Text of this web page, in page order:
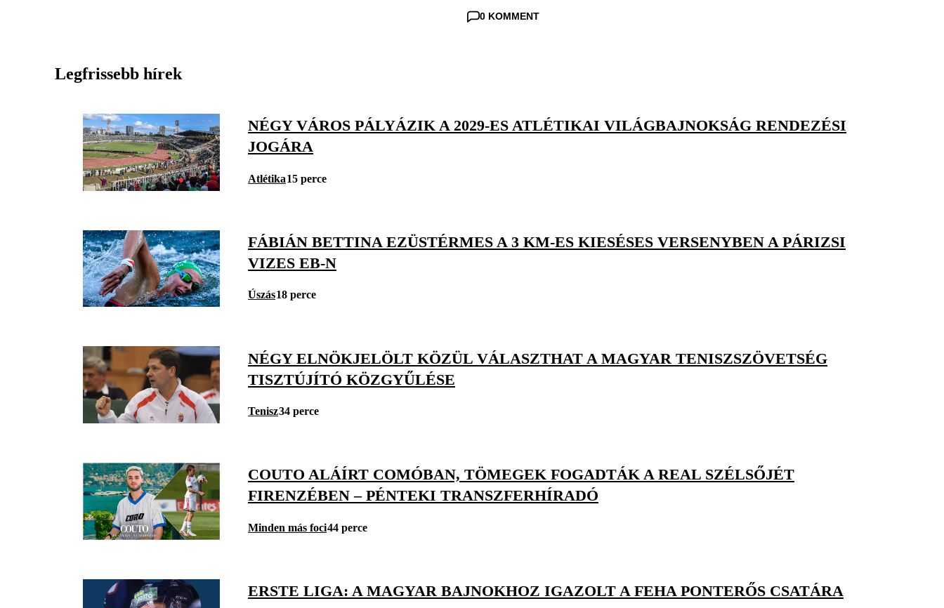
0 KOMMENT
Legfrissebb hírek
NÉGY VÁROS PÁLYÁZIK A 2029-ES ATLÉTIKAI VILÁGBAJNOKSÁG RENDEZÉSI
JOGÁRA
Atlétika15 perce
FÁBIÁN BETTINA EZÜSTÉRMES A 3 KM-ES KIESÉSES VERSENYBEN A PÁRIZSI
VIZES EB-N
Úszás18 perce
NÉGY ELNÖKJELÖLT KÖZÜL VÁLASZTHAT A MAGYAR TENISZSZÖVETSÉG
TISZTÚJÍTÓ KÖZGYŰLÉSE
Tenisz34 perce
COUTO ALÁÍRT COMÓBAN, TÖMEGEK FOGADTÁK A REAL SZÉLSŐJÉT
FIRENZÉBEN – PÉNTEKI TRANSZFERHÍRADÓ
Minden más foci44 perce
ERSTE LIGA: A MAGYAR BAJNOKHOZ IGAZOLT A FEHA PONTERŐS CSATÁRA